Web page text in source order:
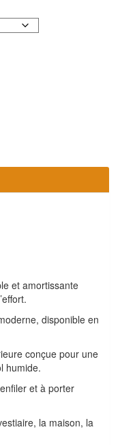
et amortissante
disponible en
conçue pour une
humide.
et à porter
la maison, la